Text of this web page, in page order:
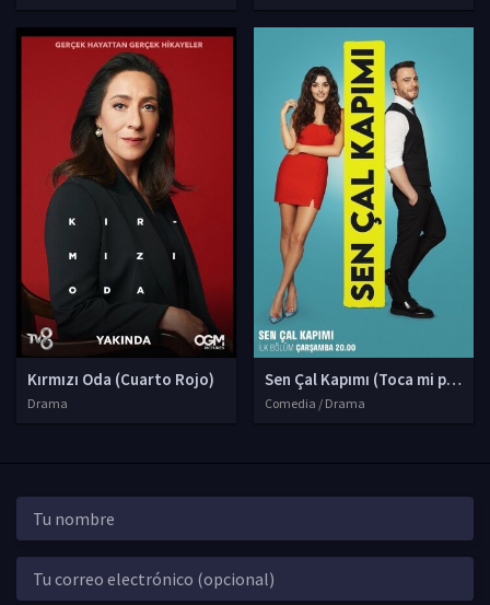
Kırmızı Oda (Cuarto Rojo)
Drama
Sen Çal Kapımı (Toca mi
Comedia / Drama